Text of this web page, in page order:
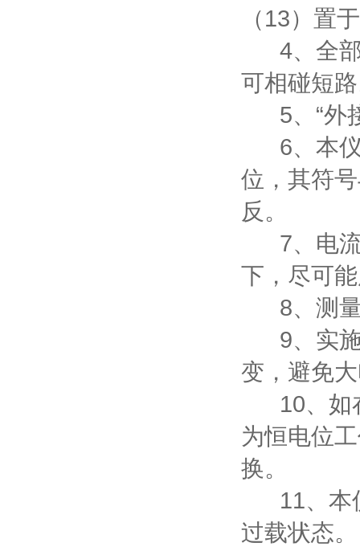
（13）置
4、全部
可相碰短
5、“外接
6、本仪
位，其符
反。
7、电流
下，尽可
8、测量
9、实施
变，避免
10、如
为恒电位
换。
11、本
过载状态。